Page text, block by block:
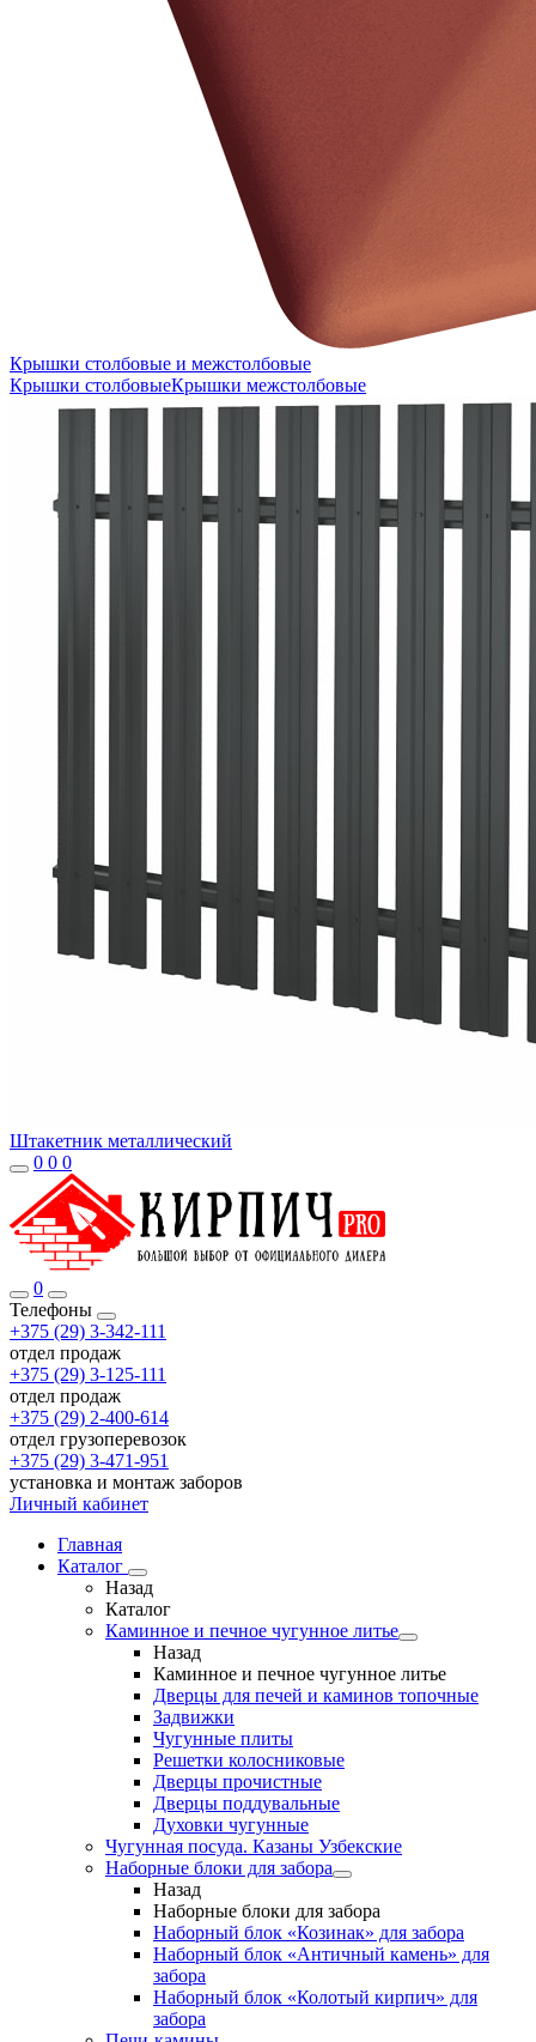
Крышки столбовые и межстолбовые
Крышки столбовыеКрышки межстолбовые
Штакетник металлический
0 0 0
0
Телефоны
+375 (29) 3-342-111
отдел продаж
+375 (29) 3-125-111
отдел продаж
+375 (29) 2-400-614
отдел грузоперевозок
+375 (29) 3-471-951
установка и монтаж заборов
Личный кабинет
Главная
Каталог
Назад
Каталог
Каминное и печное чугунное литье
Назад
Каминное и печное чугунное литье
Дверцы для печей и каминов топочные
Задвижки
Чугунные плиты
Решетки колосниковые
Дверцы прочистные
Дверцы поддувальные
Духовки чугунные
Чугунная посуда. Казаны Узбекские
Наборные блоки для забора
Назад
Наборные блоки для забора
Наборный блок «Козинак» для забора
Наборный блок «Античный камень» для
забора
Наборный блок «Колотый кирпич» для
забора